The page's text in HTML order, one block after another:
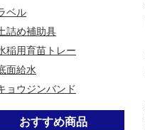
ベル
詰め補助具
稲用育苗トレー
面給水
ョウジンバンド
おすすめ商品